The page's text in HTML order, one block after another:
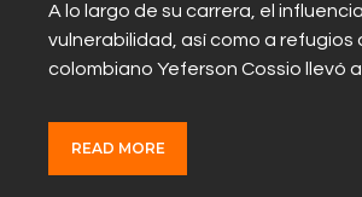
A lo largo de su carrera, el
vulnerabilidad, así como a
colombiano Yeferson Cossio
READ MORE